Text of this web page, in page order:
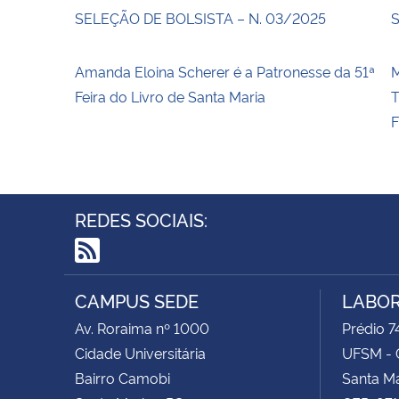
SELEÇÃO DE BOLSISTA – N. 03/2025
Amanda Eloina Scherer é a Patronesse da 51ª
Feira do Livro de Santa Maria
REDES SOCIAIS:
RSS
CAMPUS SEDE
Av. Roraima nº 1000
Cidade Universitária
Bairro Camobi
Prédio
UFSM -
Santa